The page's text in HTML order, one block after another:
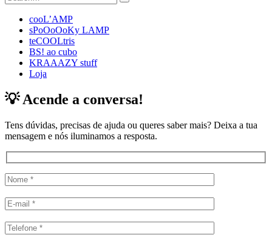
cooL’AMP
sPoOoOoKy LAMP
teCOOLtris
BS! ao cubo
KRAAAZY stuff
Loja
💡 Acende a conversa!
Tens dúvidas, precisas de ajuda ou queres saber mais? Deixa a tua
mensagem e nós iluminamos a resposta.